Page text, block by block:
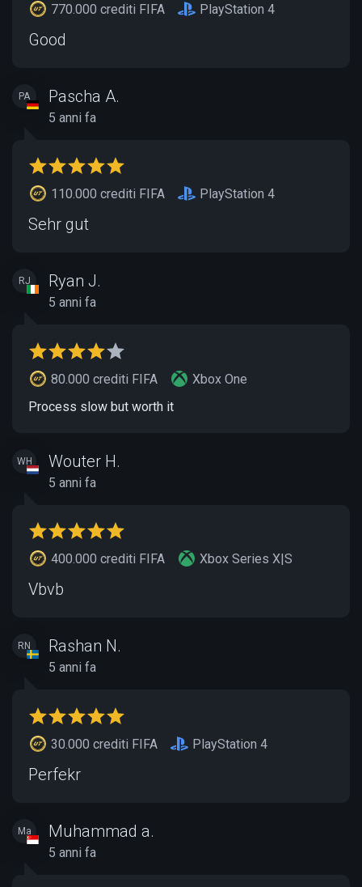
770.000 crediti FIFA PlayStation 4
Good
PA Pascha A.
5 anni fa
110.000 crediti FIFA PlayStation 4
Sehr gut
RJ Ryan J.
5 anni fa
80.000 crediti FIFA
Xbox One
Process slow but worth it
WH Wouter H.
5 anni fa
400.000 crediti FIFA Xbox Series X|S
Vbvb
RN Rashan N.
5 anni fa
30.000 crediti FIFA PlayStation 4
Perfekr
Ma Muhammad a.
5 anni fa